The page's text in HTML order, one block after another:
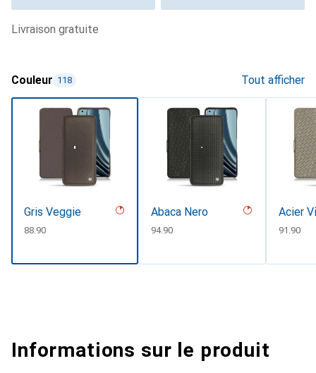
livraison gratuite
Couleur 118 Tout afficher
Gris Veggie
CHF
88.90
Abaca Nero
CHF
94.90
Acier
CHF
91.90
Informations sur le produit